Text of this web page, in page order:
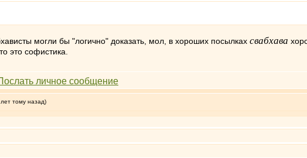
могли бы "логично" доказать, мол, в хороших посылках свабхава
это софистика.
тому назад)